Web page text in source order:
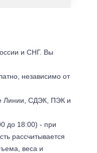
и СНГ. Вы
независимо от
Линии, СДЭК, ПЭК и
до 18:00) - при
рассчитывается
веса и